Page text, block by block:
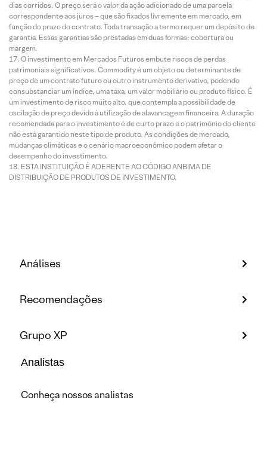
dias corridos. O preço será o valor da ação adicionado de uma parcela
correspondente aos juros – que são fixados livremente em mercado, em
função do prazo do contrato. Toda transação a termo requer um depósito de
garantia. Essas garantias são prestadas em duas formas: cobertura ou
margem.
O investimento em Mercados Futuros embute riscos de perdas
patrimoniais significativos. Commodity é um objeto ou determinante de
preço de um contrato futuro ou outro instrumento derivativo, podendo
consubstanciar um índice, uma taxa, um valor mobiliário ou produto físico. É
um investimento de risco muito alto, que contempla a possibilidade de
oscilação de preço devido à utilização de alavancagem financeira. A duração
recomendada para o investimento é de curto prazo e o patrimônio do cliente
não está garantido neste tipo de produto. As condições de mercado,
mudanças climáticas e o cenário macroeconômico podem afetar o
desempenho do investimento.
ESTA INSTITUIÇÃO É ADERENTE AO CÓDIGO ANBIMA DE
DISTRIBUIÇÃO DE PRODUTOS DE INVESTIMENTO.
Análises
Recomendações
Grupo XP
Analistas
Conheça nossos analistas